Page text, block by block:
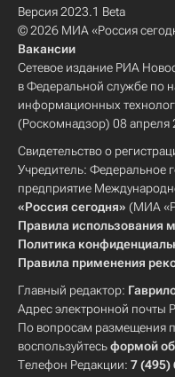
Версия 2023.1 Beta
© 2026 МИА «Россия
Вакансии
Сетевое издание РИА
в Федеральной службе по
информационных
(Роскомнадзор) 08 апреля
Свидетельство о
Учредитель: Федеральное
предприятие
«Россия сегодня» (МИА
Правила использования
Политика
Правила применения
Главный редактор:
Адрес электронной почты
По вопросам размещения
воспользуйтесьформой
Телефон Редакции: 7 (495)